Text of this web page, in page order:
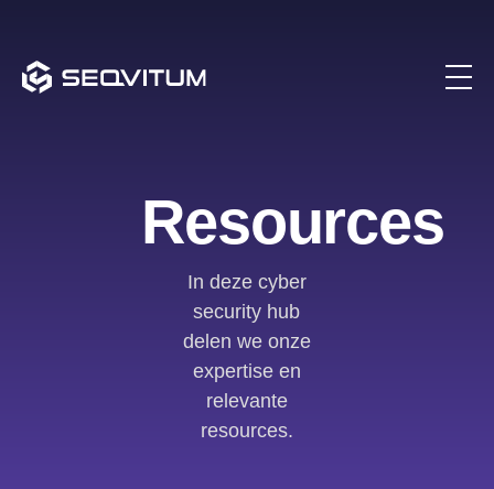
Resources
In deze cyber
security hub
delen we onze
expertise en
relevante
resources.